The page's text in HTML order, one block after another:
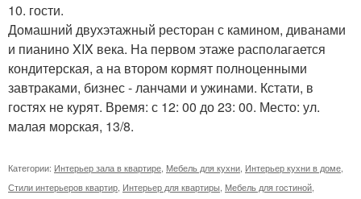
10. гости.
Домашний двухэтажный ресторан с камином, диванами
и пианино XIX века. На первом этаже располагается
кондитерская, а на втором кормят полноценными
завтраками, бизнес - ланчами и ужинами. Кстати, в
гостях не курят. Время: с 12: 00 до 23: 00. Место: ул.
малая морская, 13/8.
Категории: Интерьер зала в квартире, Мебель для кухни, Интерьер кухни в доме,
Стили интерьеров квартир, Интерьер для квартиры, Мебель для гостиной,